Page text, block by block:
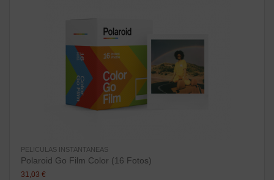
PELICULAS INSTANTANEAS
Polaroid Go Film Color (16 Fotos)
31,03 €